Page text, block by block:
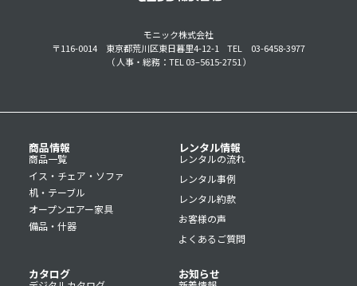
モニック株式会社
〒116-0014 東京都荒川区東日暮里4-12-1
TEL 03-6458-3977
（ 人事・総務：TEL 03–5615-2751 ）
商品情報
商品一覧
イス・チェア・ソファ
机・テーブル
オープンエアー家具
備品・什器
レンタル情報
レンタルの流れ
レンタル事例
レンタル約款
お客様の声
よくあるご質問
カタログ お知らせ